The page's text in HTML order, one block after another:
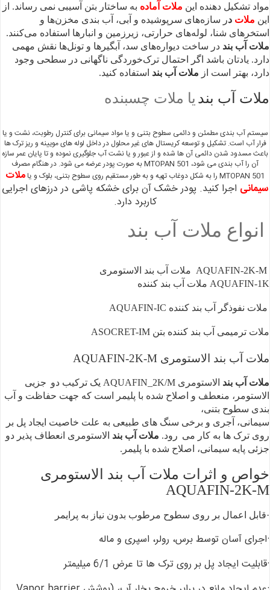
مواد تشکیل‌ دهنده این ملات آماده به ساختار بتن آسیبی نمی‌ رساند. از
این ملات در سازه‌های سرپوشیده و آبی، آب‌ بندی مخزن‌ها و
استخرهای شنا، لوله‌های حرارتی، زیرزمین و انبارها استفاده می‌کنند.
ملات آب‌ بند در ساخت دیواره‌های سد، آبگیرها و تونل‌ها نقش مهمی
دارد. یادتان باشد اگر احتمال ترک‌خوردگی ناگهانی در سطحی وجود
دارد، بهتر است از ملات آب‌ بند استفاده کنید.
ملات آب بند یا ملات چسبنده
سیستم آب بندی مطمئن و دائمی سطوح بتنی و یا مواد سیمانی برای کنترل رطوبت، نشت و یا
فرار آب است. تشکیل و توسعه کریستال های غیر محلول در داخل لوله های مویینه و ریز ترک ها
باعث مسدود شدن دائمی آن ها شده و از عبور و یا نشت آب جلوگیری نموده و تا پایان عمر سازه
آن را آب بندی می شود، MTOPAN 501 به صورت پودر عرضه می شود. در هنگام مصرف
MTOPAN 501 را به شکل دوغاب تهیه و به طور مستقیم روی سطوح بتنی، بلوک و یا
ملات
سیمانی اجرا کنید. پودر خشک آن برای خشکه پاشی در درزهای اجرایی
کاربرد دارد.
انواع ملات آب بند
AQUAFIN-1K ملات آب بند کننده
ملات نفوذگر آب بند کننده AQUAFIN-IC
ملات ترمیمی آب بند کننده بتن ASOCRET-IM
ملات آب بند الاستومری AQUAFIN-2K-M
ملات آب بند الاستومری AQUAFIN_2K/M یک ترکیب دو
جزیی
الاستومر، منعطف و اصلاح شده با پلیمر است که جهت حفاظت و آب
بندی سطوح بتنی،
سیمانی، آجری و برخی سنگ های طبیعی به علت خاصیت ایجاد پل بر
روی ترک ها به کار می رود. ملات آب بند الاستومری انعطاف پذیر دو
جزئی پایه سیمانی، اصلاح شده با پلیمر.
خواص و اثرات ملات آب بند الاستومری
AQUAFIN-2K-M
·قابل اعمال بر روی سطوح مرطوب بدون نیاز به پرایمر
·اجرای آسان توسط برس، رولر، اسپری و ماله
·قابلیت ایجاد پل بر روی ترک ها تا عرض 6/1 میلیمتر